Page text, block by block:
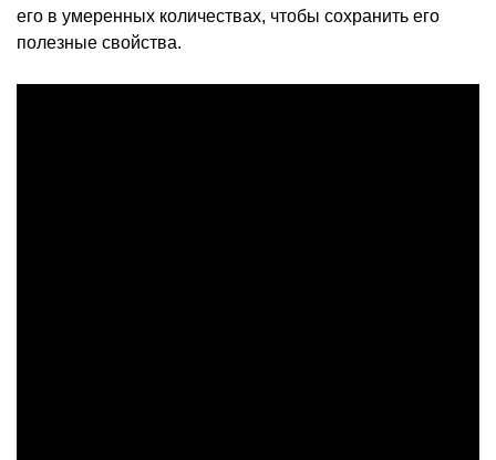
его в умеренных количествах, чтобы сохранить его
полезные свойства.